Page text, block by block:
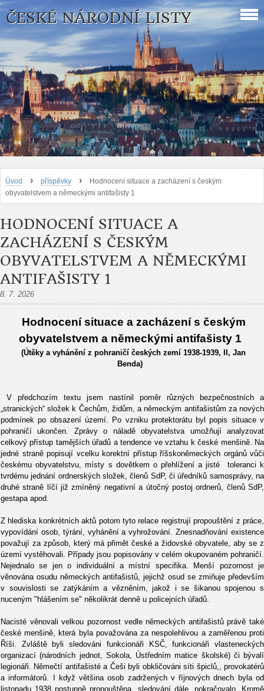
ČESKÉ NÁRODNÍ LISTY
Úvod › příspěvky ›
Hodnocení situace a zacházení s českým
obyvatelstvem a německými antifašisty 1
HODNOCENÍ SITUACE A
ZACHÁZENÍ S ČESKÝM
OBYVATELSTVEM A NĚMECKÝMI
ANTIFAŠISTY 1
8. 7. 2026
Hodnocení situace a zacházení s českým
obyvatelstvem a německými antifašisty 1
(Útěky a vyhánění z pohraničí českých zemí 1938-1939, II, Jan
Benda)
V předchozím textu jsem nastínil poměr různých bezpečnostních a
„stranických“ složek k Čechům, židům, a německým antifašistům za nových
podmínek po obsazení území. Po vzniku protektorátu byl popis situace v
pohraničí ukončen. Zprávy o náladě obyvatelstva umožňují analyzovat
celkový přístup tamějších úřadů a tendence ve vztahu k české menšině. Na
jedné straně popisují vcelku korektní přístup říšskoněmeckých orgánů vůči
českému obyvatelstvu, místy s dovětkem o přehlížení a jisté toleranci k
tvrdému jednání ordnerských složek, členů SdP, či úředníků samosprávy, na
druhé straně líčí již zmíněný negativní a útočný postoj ordnerů, členů SdP,
gestapa apod.
Z hlediska konkrétních aktů potom tyto relace registrují propouštění z práce,
vypovídání osob, týrání, vyhánění a vyhrožování. Znesnadňování existence
považují za způsob, který má přimět české a židovské obyvatele, aby se z
území vystěhovali. Případy jsou popisovány v celém okupovaném pohraničí.
Nejednalo se jen o individuální a místní specifika. Menší pozornost je
věnována osudu německých antifašistů, jejichž osud se zmiňuje především
v souvislosti se zatýkáním a vězněním, jakož i se šikanou spojenou s
nuceným "hlášením se" několikrát denně u policejních úřadů.
Nacisté věnovali velkou pozornost vedle německých antifašistů právě také
české menšině, která byla považována za nespolehlivou a zaměřenou proti
Říši. Zvláště byli sledováni funkcionáři KSČ, funkcionáři vlasteneckých
organizací (národních jednot, Sokola, Ústředním matice školské) či bývalí
legionáři. Němečtí antifašisté a Češi byli obkličováni síti špiclů,, provokatérů
a informátorů. I když většina osob zadržených v říjnových dnech byla od
listopadu 1938 postupně propouštěna, sledování dále, pokračovalo. Kromě